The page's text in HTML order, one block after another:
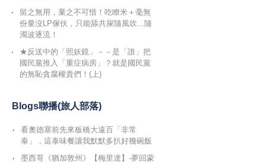
留之無用，棄之不可惜！吃瞭米＋毫無
份量沒LP傢伙，只能舔共屎隨風吹...隨
濁波逐流！
★反送中的「照妖鏡」－－是「誰」把
國民黨推入「重症病房」？就是國民黨
的無恥貪腐權貴們！(上)
Blogs聯播(旅人部落)
看奧德塞前先來板橋大遠百「非常
泰」，這泰味餐讓我默默多扒好幾碗飯
墨西哥《猶加敦州》【梅里達】-夢回蒙